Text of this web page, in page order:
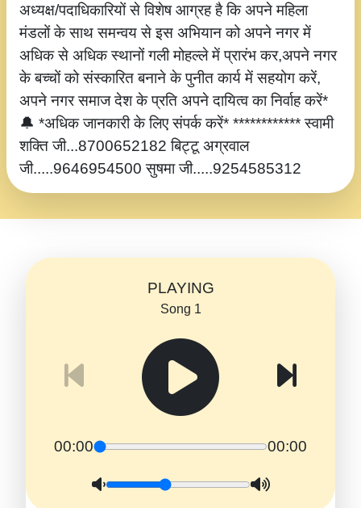
अध्यक्ष/पदाधिकारियों से विशेष आग्रह है कि अपने महिला
मंडलों के साथ समन्वय से इस अभियान को अपने नगर में
अधिक से अधिक स्थानों गली मोहल्ले में प्रारंभ कर,अपने नगर
के बच्चों को संस्कारित बनाने के पुनीत कार्य में सहयोग करें,
अपने नगर समाज देश के प्रति अपने दायित्व का निर्वाह करें*
🔔 *अधिक जानकारी के लिए संपर्क करें* ************ स्वामी
शक्ति जी...8700652182 बिट्टू अग्रवाल
जी.....9646954500 सुषमा जी.....9254585312
PLAYING
Song 1
00:00 00:00